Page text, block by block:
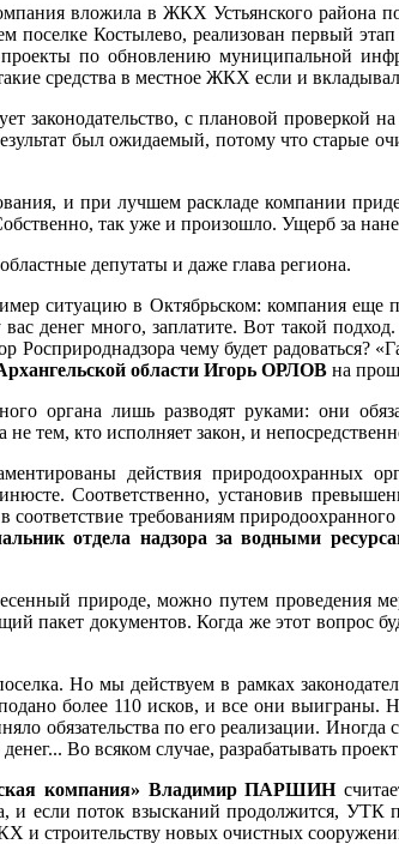
вложила в ЖКХ Устьянского района
поселке Костылево, реализован первый
по обновлению муниципальной
средства в местное ЖКХ если и
законодательство, с плановой
был ожидаемый, потому что старые
и при лучшем раскладе компании
так уже и произошло. Ущерб за
депутаты и даже глава региона.
ситуацию в Октябрьском: компания еще
денег много, заплатите. Вот такой
Росприроднадзора чему будет
области Игорь ОРЛОВ на
органа лишь разводят руками: они
не тем, кто исполняет закон, и
действия природоохранных
Соответственно, установив
требованиям
отдела надзора за водными
природе, можно путем проведения
пакет документов. Когда же этот вопрос
Но мы действуем в рамках
более 110 исков, и все они
обязательства по его реализации.
Во всяком случае, разрабатывать
компания» Владимир ПАРШИН
и если поток взысканий продолжится, УТК
и строительству новых очистных